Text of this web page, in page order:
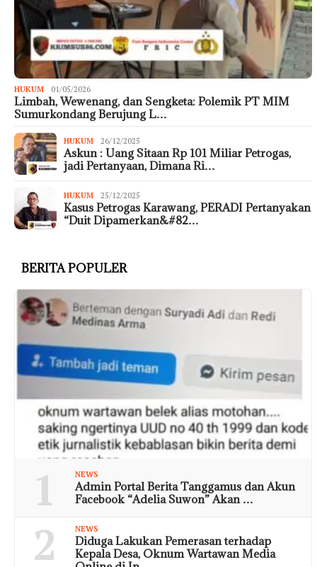
HUKUM 01/05/2026
Limbah, Wewenang, dan Sengketa: Polemik PT MIM
Sumurkondang Berujung L…
HUKUM 26/12/2025
Askun : Uang Sitaan Rp 101 Miliar Petrogas,
jadi Pertanyaan, Dimana Ri…
HUKUM 25/12/2025
Kasus Petrogas Karawang, PERADI Pertanyakan
“Duit Dipamerkan&#82…
BERITA POPULER
1 NEWS
Admin Portal Berita Tanggamus dan Akun
Facebook “Adelia Suwon” Akan …
2 NEWS
Diduga Lakukan Pemerasan terhadap
Kepala Desa, Oknum Wartawan Media